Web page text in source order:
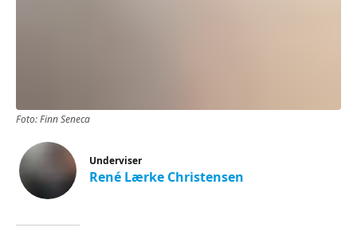
Foto: Finn Seneca
Underviser
René Lærke Christensen